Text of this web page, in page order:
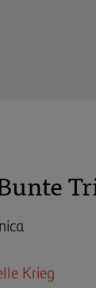
Krieg